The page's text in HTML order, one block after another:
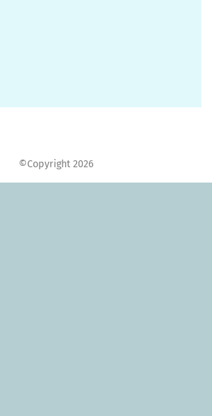
©Copyright 2026